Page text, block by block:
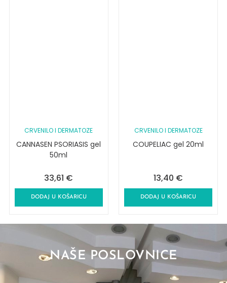
CRVENILO I DERMATOZE
CANNASEN PSORIASIS gel
50ml
33,61 €
DODAJ U KOŠARICU
CRVENILO I DERMATOZE
COUPELIAC gel 20ml
13,40 €
DODAJ U KOŠARICU
NAŠE POSLOVNICE